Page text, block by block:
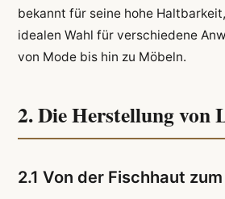
bekannt für seine hohe
idealen Wahl für verschiedene
von Mode bis hin zu Möbeln.
2. Die Herstellung von
2.1 Von der Fischhaut